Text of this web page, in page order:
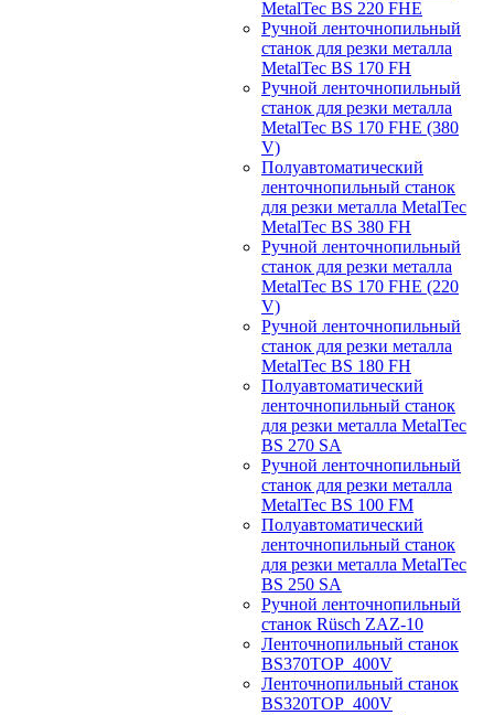
MetalTec BS 220 FHЕ
Ручной ленточнопильный
станок для резки металла
MetalTec BS 170 FH
Ручной ленточнопильный
станок для резки металла
MetalTec BS 170 FHE (380
V)
Полуавтоматический
ленточнопильный станок
для резки металла MetalTec
MetalTec BS 380 FH
Ручной ленточнопильный
станок для резки металла
MetalTec BS 170 FHE (220
V)
Ручной ленточнопильный
станок для резки металла
MetalTec BS 180 FH
Полуавтоматический
ленточнопильный станок
для резки металла MetalTec
BS 270 SA
Ручной ленточнопильный
станок для резки металла
MetalTec BS 100 FM
Полуавтоматический
ленточнопильный станок
для резки металла MetalTec
BS 250 SA
Ручной ленточнопильный
станок Rüsch ZAZ-10
Ленточнопильный станок
BS370TOP_400V
Ленточнопильный станок
BS320TOP_400V